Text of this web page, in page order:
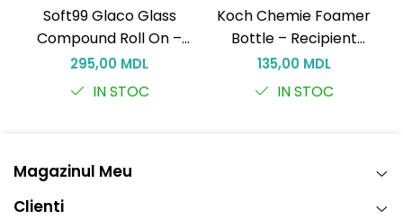
Soft99 Glaco Glass
Compound Roll On –
Curățător Abraziv pentru
Sticlă, 100 ml
295,00 MDL
IN STOC
Koch Chemie Foamer
Bottle – Recipient
spumare 150 ml pentru
curățare eficientă
135,00 MDL
IN STOC
Magazinul Meu
Clienti